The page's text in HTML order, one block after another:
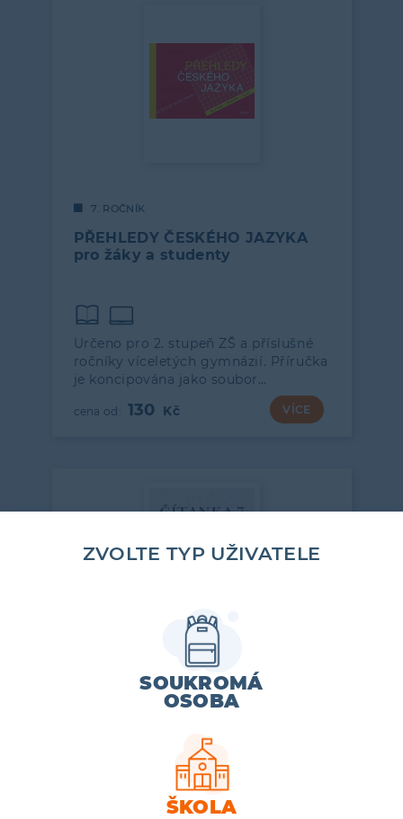
7. ROČNÍK
PŘEHLEDY ČESKÉHO JAZYKA
pro žáky a studenty
Určeno pro 2. stupeň ZŠ a příslušné
ročníky víceletých gymnázií. Příručka
je koncipována jako soubor…
130 VÍCE
7. ROČNÍK
ZVOLTE TYP UŽIVATELE
SOUKROMÁ
OSOBA
ŠKOLA